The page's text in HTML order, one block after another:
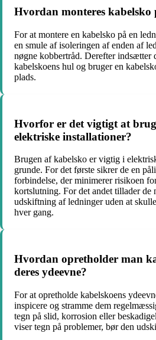
Hvordan monteres kabelsko
For at montere en kabelsko på en
en smule af isoleringen af enden af
nøgne kobbertråd. Derefter indsætter
kabelskoens hul og bruger en
plads.
Hvorfor er det vigtigt at
elektriske installationer?
Brugen af kabelsko er vigtig i
grunde. For det første sikrer de en
forbindelse, der minimerer risikoen
kortslutning. For det andet tillader de
udskiftning af ledninger uden at
hver gang.
Hvordan opretholder man
deres ydeevne?
For at opretholde kabelskoens
inspicere og stramme dem
tegn på slid, korrosion eller
viser tegn på problemer, bør den